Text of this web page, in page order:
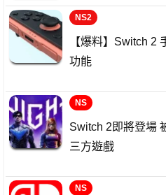
NS2
【爆料】Switch 2
功能
NS
Switch 2即將登場
三方遊戲
NS